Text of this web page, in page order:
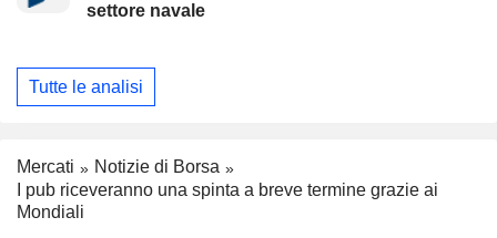
settore navale
Tutte le analisi
Mercati
Notizie di Borsa
I pub riceveranno una spinta a breve termine grazie ai
Mondiali